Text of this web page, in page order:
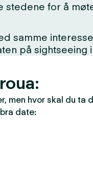
for å
samme
på
men hvor skal du ta
date: